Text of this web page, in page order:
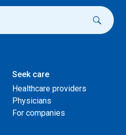
Seek care
Healthcare providers
Physicians
For companies